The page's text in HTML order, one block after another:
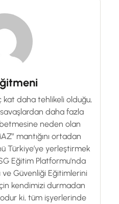
kat daha tehlikeli olduğu,
daha fazla
neden olan
mantığını ortadan
Türkiye’ye yerleştirmek
Eğitim Platformu'nda
ve Güvenliği Eğitimlerini
kendimizi durmadan
ki, tüm işyerlerinde